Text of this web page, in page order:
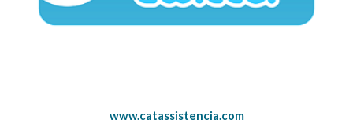
www.catassistencia.com